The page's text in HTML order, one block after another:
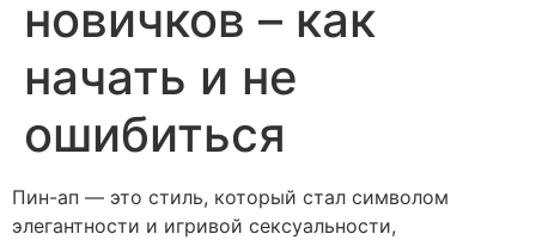
новичков – как
начать и не
ошибиться
Пин-ап — это стиль, который стал символом
элегантности и игривой сексуальности,